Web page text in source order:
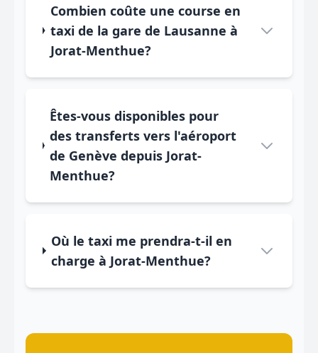
Combien coûte une course en
taxi de la gare de Lausanne à
Jorat-Menthue?
Êtes-vous disponibles pour
des transferts vers l'aéroport
de Genève depuis Jorat-
Menthue?
Où le taxi me prendra-t-il en
charge à Jorat-Menthue?